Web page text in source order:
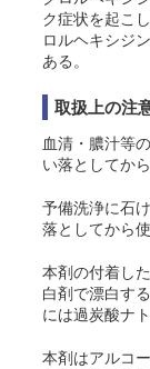
ク症状を起こ
ロルヘキシジ
ある。
取扱上の注
血清・膿汁等
い落としてか
予備洗浄に石
落としてから
本剤の付着し
白剤で漂白す
には過炭酸ナ
本剤はアルコ